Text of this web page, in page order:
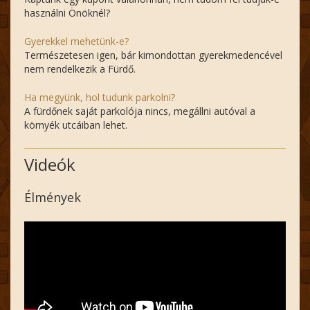
használni Önöknél?
Gyerekkel mehetünk-e?
Természetesen igen, bár kimondottan gyerekmedencével
nem rendelkezik a Fürdő.
Ha megyünk, hol tudunk parkolni?
A fürdőnek saját parkolója nincs, megállni autóval a
környék utcáiban lehet.
Videók
Élmények